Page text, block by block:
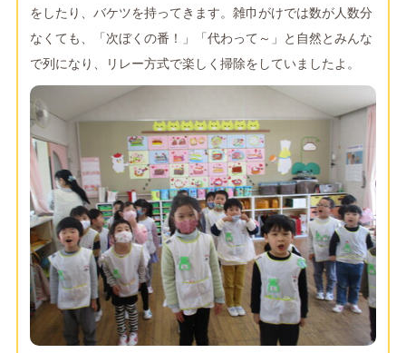
をしたり、バケツを持ってきます。雑巾がけでは数が人数分
なくても、「次ぼくの番！」「代わって～」と自然とみんな
で列になり、リレー方式で楽しく掃除をしていましたよ。